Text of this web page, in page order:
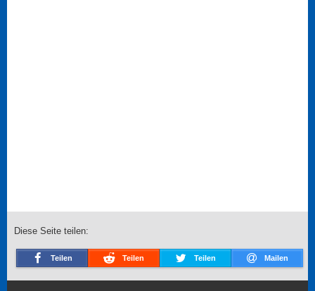
Diese Seite teilen:
Teilen Teilen Teilen Mailen